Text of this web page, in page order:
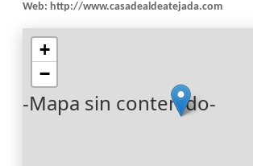
Web: http://www.casadealdeatejada.com
-Mapa sin contenido-
+
−